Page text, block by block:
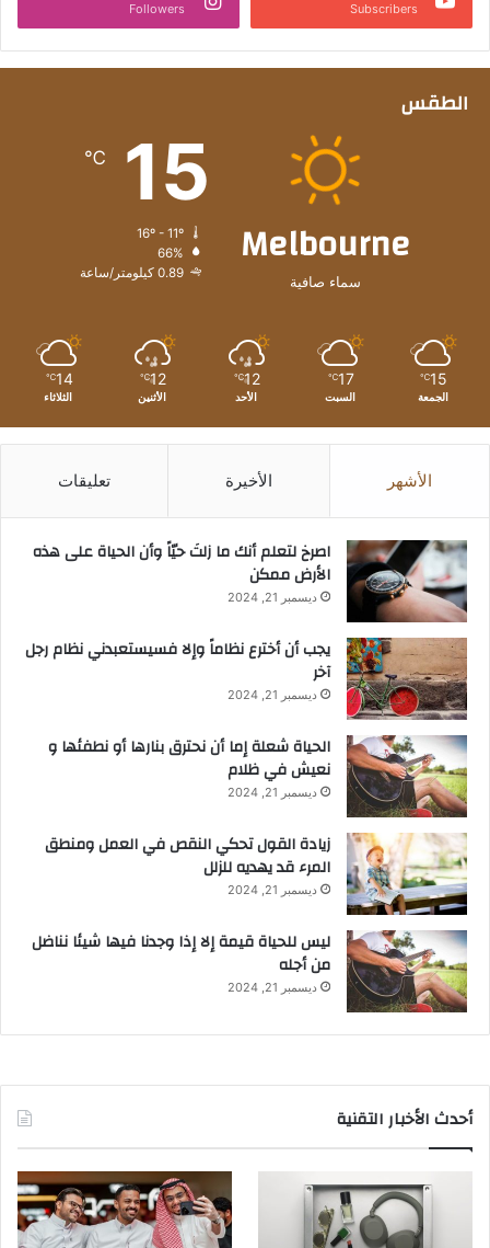
Subscribers
Followers
الطقس
Melbourne
سماء صافية
15
℃
66%
0.89 كيلومتر/ساعة
15
℃
الجمعة
17
℃
السبت
12
℃
الأحد
12
℃
الأثنين
14
℃
الثلاثاء
الأشهر الأخيرة تعليقات
‫اصرخ لتعلم أنك ما زلتَ حيّاً وأن الحياة على هذه
الأرض ممكن
ديسمبر 21, 2024
يجب أن أخترع نظاماً وإلا فسيستعبدني نظام رجل
آخر
ديسمبر 21, 2024
الحياة شعلة إما أن نحترق بنارها أو نطفئها و
نعيش في ظلام
ديسمبر 21, 2024
زيادة القول تحكي النقص في العمل ومنطق
المرء قد يهديه للزلل
ديسمبر 21, 2024
ليس للحياة قيمة إلا إذا وجدنا فيها شيئا نناضل
من أجله
ديسمبر 21, 2024
أحدث الأخبار التقنية